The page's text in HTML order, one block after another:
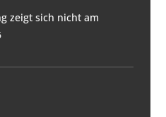
zeigt sich nicht am